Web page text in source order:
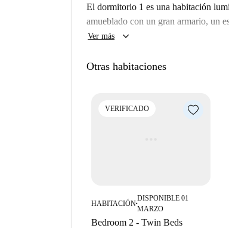
restaurantes como Mangiaparole y
como Decò y Penny. Si te gusta
distrito VIII de Tuscolano.
El dormitorio 1 es una habitación
amueblado con un gran armario, un
Ver más keyboard_arrow_down
Otras habitaciones
VERIFICADO
HABITACIÓN■
DISPONIBLE 01
MARZO
Bedroom 2 - Twin Beds